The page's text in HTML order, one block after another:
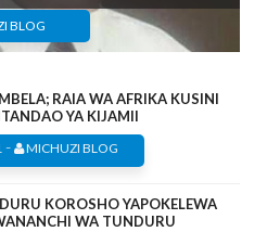
BLOG
RAIA WA AFRIKA KUSINI
YA KIJAMII
- MICHUZI BLOG
KOROSHO YAPOKELEWA
WA TUNDURU